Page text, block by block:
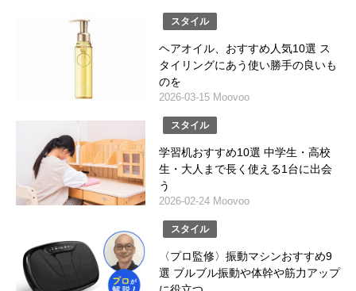
スタイル
ヘアオイル、おすすめ人気10選 ス
タイリングにあう使い勝手の良いも
のを
2026-03-15 Moovoo
スタイル
学習机おすすめ10選 中学生・高校
生・大人まで長く使える1台に出会
う
2026-02-24 Moovoo
スタイル
〈プロ監修〉振動マシンおすすめ9
選 ブルブル振動や体幹や筋力アップ